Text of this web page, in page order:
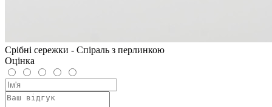
Срібні сережки - Спіраль з перлинкою
Оцінка